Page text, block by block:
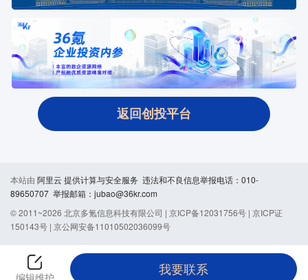
返回创投平台
我要联系
本站由 阿里云 提供计算与安全服务 违法和不良信息举报电话：010-
89650707 举报邮箱：jubao@36kr.com
© 2011~2026 北京多氪信息科技有限公司 | 京ICP备12031756号 | 京ICP证
150143号 | 京公网安备11010502036099号